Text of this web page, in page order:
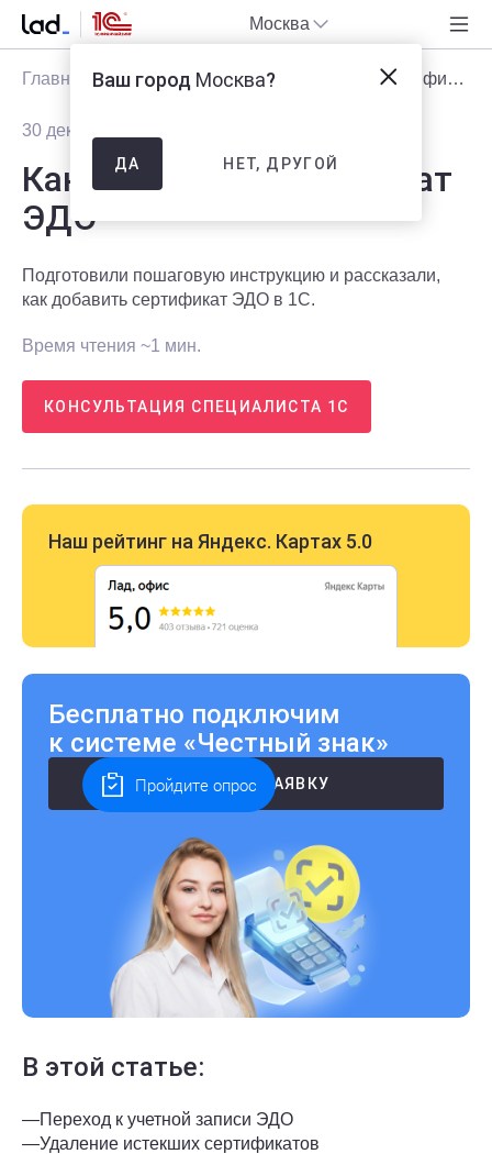
Москва
Главная Блог Статьи Как добавить сертификат ЭДО
30 декабря 2025
Как добавить сертификат
ЭДО
Подготовили пошаговую инструкцию и рассказали,
как добавить сертификат ЭДО в 1С.
Время чтения ~1 мин.
КОНСУЛЬТАЦИЯ СПЕЦИАЛИСТА 1С
Наш рейтинг на Яндекс. Картах 5.0
Бесплатно подключим
к системе «Честный знак»
ОСТАВИТЬ ЗАЯВКУ
В этой статье:
—Переход к учетной записи ЭДО
—Удаление истекших сертификатов
Ваш город Москва?
ДА НЕТ, ДРУГОЙ
Пройдите опрос